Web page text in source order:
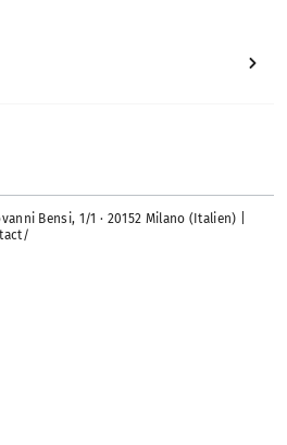
Bensi, 1/1 · 20152 Milano (Italien) |